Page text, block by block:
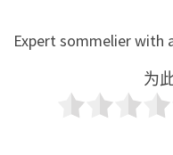
Expert sommelier with
为